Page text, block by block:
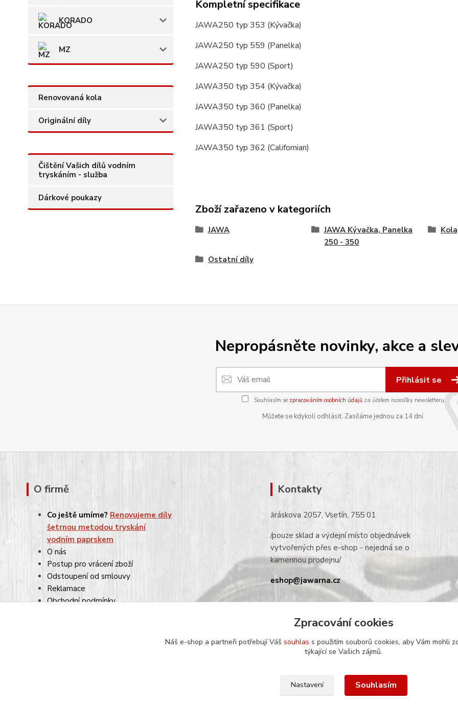
KORADO
MZ
Renovovaná kola
Originální díly
Čištění Vašich dílů vodním
tryskáním - služba
Dárkové poukazy
Kompletní specifikace
JAWA250 typ 353 (Kývačka)
JAWA250 typ 559 (Panelka)
JAWA250 typ 590 (Sport)
JAWA350 typ 354 (Kývačka)
JAWA350 typ 360 (Panelka)
JAWA350 typ 361 (Sport)
JAWA350 typ 362 (Californian)
Zboží zařazeno v kategoriích
JAWA
JAWA Kývačka, Panelka
250 - 350
Ostatní díly
Nepropásněte novinky, akce a
Přihlásit se
Souhlasím se zpracováním osobních údajůza účelem rozesílky newsletteru.
Můžete se kdykoli odhlásit. Zasíláme jednou za 14 dní.
O firmě
Co ještě umíme? Renovujeme díly
šetrnou metodou tryskání
vodním paprskem
O nás
Postup pro vrácení zboží
Odstoupení od smlouvy
Reklamace
Obchodní podmínky
Kontakty
Jiráskova 2057, Vsetín, 755 01
/pouze sklad a výdejní místo objednávek
vytvořených přes e-shop - nejedná se o
kamennou prodejnu/
eshop@jawarna.cz
tel.: +420 608 369 346
(po-pá 9h-16h)
Zpracování cookies
Náš e-shop a partneři potřebují Váš souhlas s použitím souborů cookies, aby Vám mohli
týkající se Vašich zájmů.
Nastavení Souhlasím